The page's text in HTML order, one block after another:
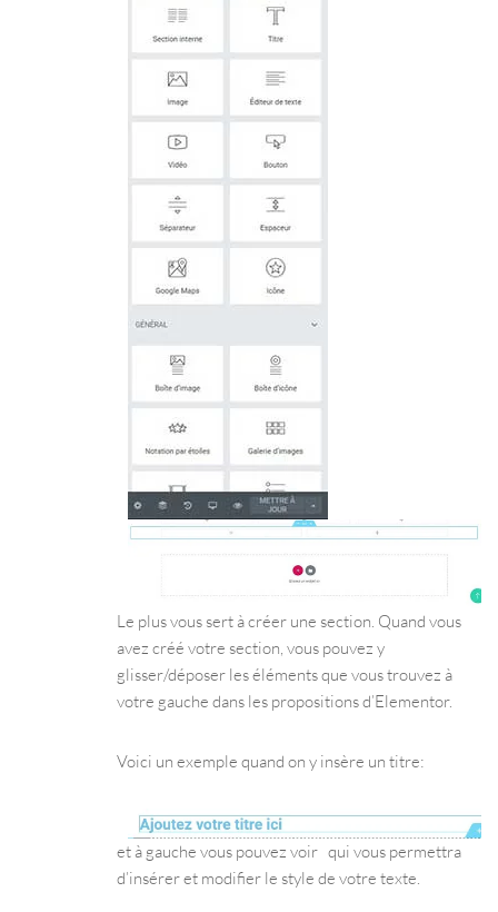
Le plus vous sert à créer une section. Quand vous
avez créé votre section, vous pouvez y
glisser/déposer les éléments que vous trouvez à
votre gauche dans les propositions d’Elementor.
Voici un exemple quand on y insère un titre:
et à gauche vous pouvez voir qui vous permettra
d’insérer et modifier le style de votre texte.